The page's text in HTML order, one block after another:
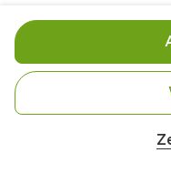
Ingrediënten